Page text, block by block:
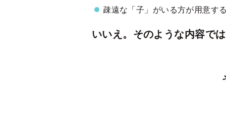
疎遠な「子」がいる方が用意す
いいえ。そのような内容で